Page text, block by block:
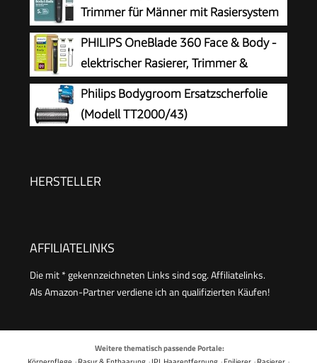
Trimmer für Männer mit Rasiersystem
mit Dreifachschutz, auch zur Nutzung
im Intimbereich, 100% duschfest, 100 Min.
Laufzeit, Modell BG5470/15
PHILIPS OneBlade 360 Face & Body -
elektrischer Rasierer, Trimmer &
Bodygroomer, 3x 360 Klingen, 3x
Trimmaufsätze (1/3/5 mm), 2x Körperaufsätze,
Nass- & Trockenrasur für Gesicht & Körper
Philips Bodygroom Ersatzscherfolie
(Modell TT2000/43)
HERSTELLER
AFFILIATELINKS
Die mit * gekennzeichneten Links sind sog. Affiliatelinks.
Als Amazon-Partner verdiene ich an qualifizierten Käufen!
Weitere thematisch passende Portale: